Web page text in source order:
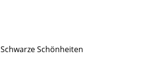
Schwarze Schönheiten